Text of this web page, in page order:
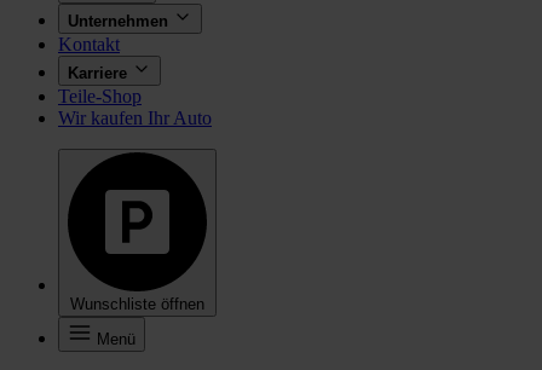
Unternehmen
Kontakt
Karriere
Teile-Shop
Wir kaufen Ihr Auto
Wunschliste öffnen
Menü